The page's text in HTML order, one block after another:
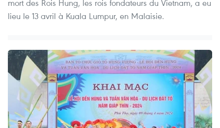
mort des Rois Hung, les rois fondateurs du Vietnam, a eu
lieu le 13 avril à Kuala Lumpur, en Malaisie.